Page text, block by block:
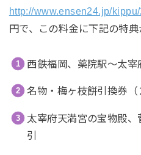
http://www.ensen24.jp/
円で、この料金に下記の特典
西鉄福岡、薬院駅～太宰
名物・梅ヶ枝餅引換券（
太宰府天満宮の宝物殿、
引